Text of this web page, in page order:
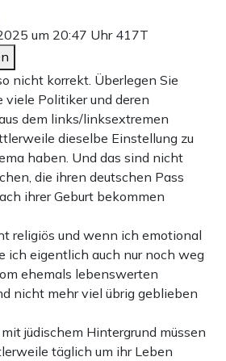
um 20:47 Uhr 417T
nicht korrekt. Überlegen Sie
viele Politiker und deren
dem links/linksextremen
dieselbe Einstellung zu
haben. Und das sind nicht
die ihren deutschen Pass
ihrer Geburt bekommen
religiös und wenn ich emotional
ich eigentlich auch nur noch weg
ehemals lebenswerten
nicht mehr viel übrig geblieben
jüdischem Hintergrund müssen
täglich um ihr Leben